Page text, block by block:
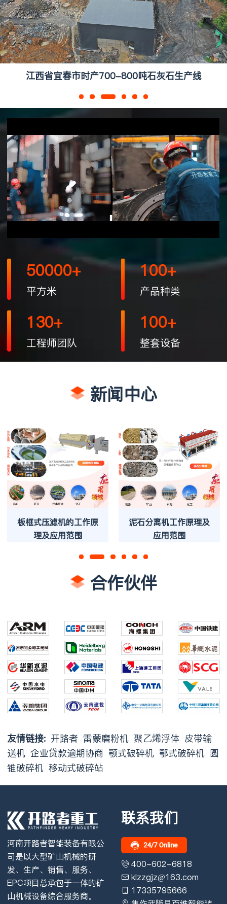
江西省宜春市时产700-800吨石灰石生产线
50000
平方米
100
产品种类
130
工程师团队
100
整套设备
新闻中心
板框式压滤机的工作原
理及应用范围
泥石分离机工作原理及
应用范围
合作伙伴
友情链接: 开路者 雷蒙磨粉机 聚乙烯浮体 皮带输
送机 企业贷款逾期协商 颚式破碎机 鄂式破碎机 圆
锥破碎机 移动式破碎站
河南开路者智能装备有限公
司是以大型矿山机械的研
发、生产、销售、服务、
EPC项目总承包于一体的矿
山机械设备综合服务商。
联系我们
400-602-6818
klzzgjz@163.com
17335795666